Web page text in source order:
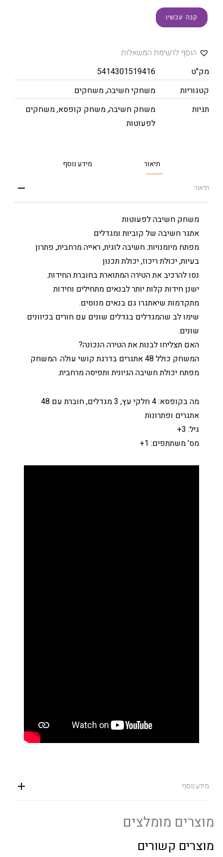
קנה עכשיו
הוסף לרשימת המשאלות
מק"ט
5414301519416
קטגוריות
משחקי חשיבה,משחקים
תגיות
משחק חשיבה,משחק קופסא,משחקים
לפעוטות
תיאור מידע נוסף
תיאור
משחק חשיבה לפעוטות
אתגר חשיבה של קוביות ומגדלים
מפתח מיומנויות: חשיבה לוגית, ראייה מרחבית, פתרון
בעיות, יכולת ריכוז, יכולת תכנון
נסו להרכיב את הטירה המתוארת בחוברת החידות.
ישנן חידות קלות יותר לבנאים מתחילים וחידות
מתקדמות שיאתגרו גם בנאים מנוסים.
שימו לב שהמגדלים בגדלים שונים עם חורים בכיוונים
שונים.
האם תצליחו לבנות את הטירה הנכונה?
המשחק כולל 48 אתגרים בדרגת קושי עולה. המשחק
מפתח יכולת חשיבה הגיונית ותפיסה מרחבית.
מה בקופסא: 4 חלקי עץ, 3 מגדלים, חוברת עם 48
אתגרים ופתרונות
גיל: 3+
מס' משתתפים: 1+
מידע נוסף
מוצרים מומלצים
מוצרים קשורים